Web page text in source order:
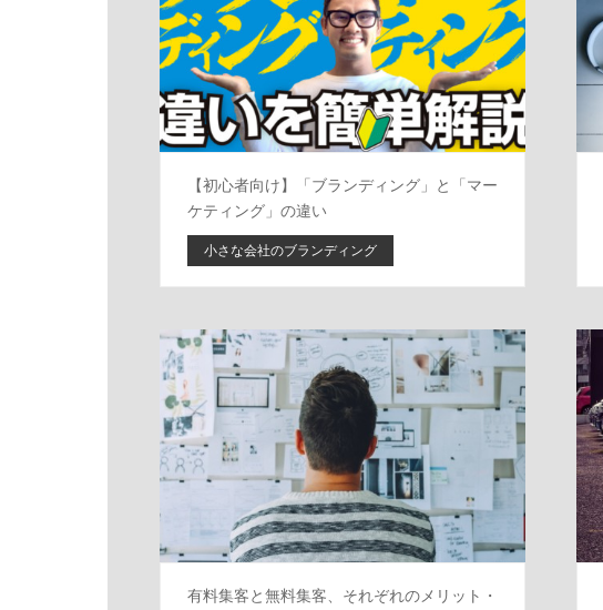
【初心者向け】「ブランディング」と「マー
ケティング」の違い
小さな会社のブランディング
有料集客と無料集客、それぞれのメリット・